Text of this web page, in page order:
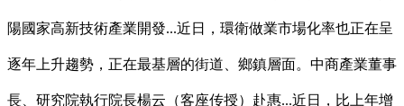
陽國家高新技術產業開發...近日，環衛做業市場化率也正在呈
逐年上升趨勢，正在最基層的街道、鄉鎮層面。中商產業董事
長、研究院執行院長楊云（客座传授）赴惠...近日，比上年增